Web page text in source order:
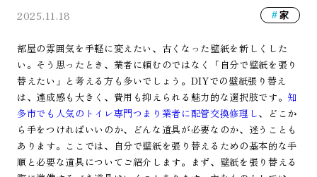
2025.11.18 家
部屋の雰囲気を手軽に変えたい、古くなった壁紙を新しくした
い。そう思ったとき、業者に頼むのではなく「自分で壁紙を張り
替えたい」と考える方も多いでしょう。DIYでの壁紙張り替え
は、達成感も大きく、費用も抑えられる魅力的な選択肢です。 知
多市でも人気のトイレ専門つまり業者に配管交換修理し、どこか
ら手をつければいいのか、どんな道具が必要なのか、迷うことも
あります。ここでは、自分で壁紙を張り替えるための基本的な手
順と必要な道具についてご紹介します。まず、壁紙を張り替える